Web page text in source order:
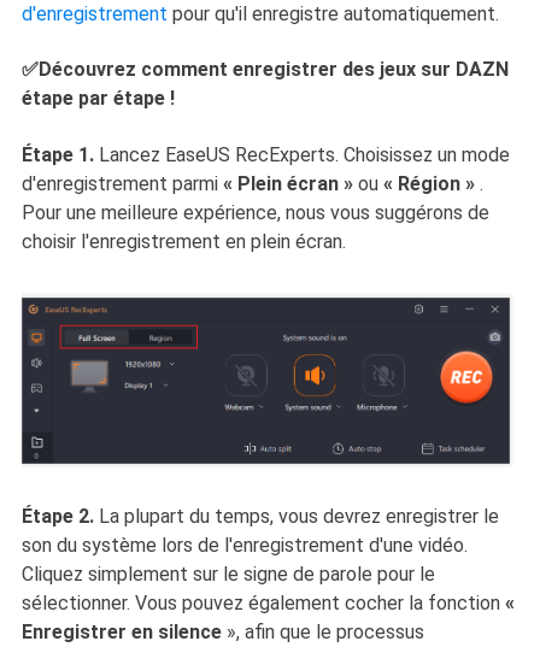
d'enregistrement pour qu'il enregistre automatiquement.
✅Découvrez comment enregistrer des jeux sur DAZN
étape par étape !
Étape 1.Lancez EaseUS RecExperts. Choisissez un mode
d'enregistrement parmi « Plein écran »ou « Région ».
Pour une meilleure expérience, nous vous suggérons de
choisir l'enregistrement en plein écran.
Étape 2.La plupart du temps, vous devrez enregistrer le
son du système lors de l'enregistrement d'une vidéo.
Cliquez simplement sur le signe de parole pour le
sélectionner. Vous pouvez également cocher la fonction «
Enregistrer en silence», afin que le processus